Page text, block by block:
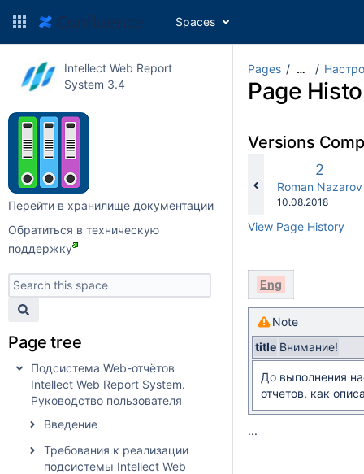
Spaces
Intellect Web Report
System 3.4
Перейти в хранилище документации
Обратиться в техническую
поддержку
Page tree
Подсистема Web-отчётов
Intellect Web Report System.
Руководство пользователя
Введение
Требования к реализации
подсистемы Intellect Web
Pages …
Page
Versions
Old
2
Roman Nazarov
Saved
10.08.2018
View Page History
Eng
Note
title Внимание!
До выполнения
отчетов, как
...